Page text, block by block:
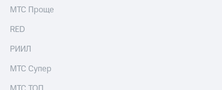
МТС Проще
RED
РИИЛ
МТС Супер